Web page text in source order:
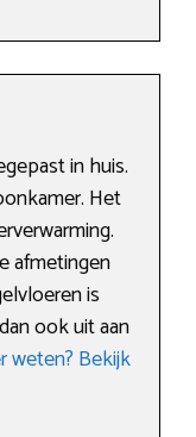
in huis.
Het
afmetingen
is
ook uit aan
weten? Bekijk